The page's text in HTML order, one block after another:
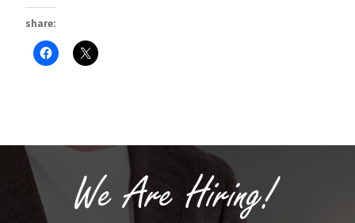
share:
Facebook
で
リ
ク
リ
有
(新
い
ウ
ィ
ン